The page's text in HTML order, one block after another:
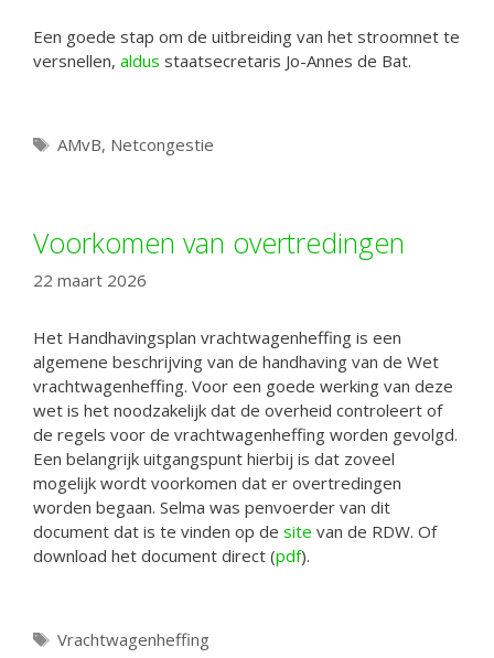
Een goede stap om de uitbreiding van het stroomnet te
versnellen, aldus staatsecretaris Jo-Annes de Bat.
Tags
AMvB, Netcongestie
Voorkomen van overtredingen
22 maart 2026
Het Handhavingsplan vrachtwagenheffing is een
algemene beschrijving van de handhaving van de Wet
vrachtwagenheffing. Voor een goede werking van deze
wet is het noodzakelijk dat de overheid controleert of
de regels voor de vrachtwagenheffing worden gevolgd.
Een belangrijk uitgangspunt hierbij is dat zoveel
mogelijk wordt voorkomen dat er overtredingen
worden begaan. Selma was penvoerder van dit
document dat is te vinden op de site van de RDW. Of
download het document direct (pdf).
Tags
Vrachtwagenheffing